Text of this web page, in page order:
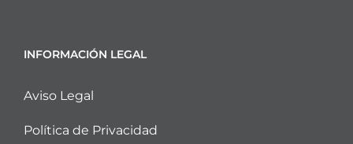
INFORMACIÓN LEGAL
Aviso Legal
Política de Privacidad